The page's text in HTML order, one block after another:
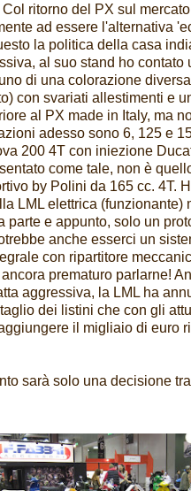
Col ritorno del PX sul
ad essere l'alternativa
la politica della casa
al suo stand ho contato
di una colorazione
con svariati allestimenti e
al PX made in Italy, ma
adesso sono 6, 125 e
200 4T con iniezione
come tale, non è
by Polini da 165 cc. 4T.
LML elettrica (funzionante)
parte e appunto, solo un
anche esserci un
con ripartitore
prematuro parlarne!
aggressiva, la LML ha
dei listini che con gli
il migliaio di euro
sarà solo una decisione